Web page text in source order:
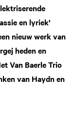
en lyriek’
nieuw werk van
heden en
Van Baerle Trio
van Haydn en